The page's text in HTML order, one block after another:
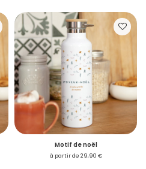
Motif de noël
à partir de 29,90 €